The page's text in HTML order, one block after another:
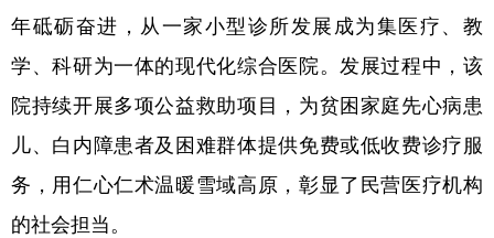
年砥砺奋进，从一家小型诊所发展成为集医疗、教
学、科研为一体的现代化综合医院。发展过程中，该
院持续开展多项公益救助项目，为贫困家庭先心病患
儿、白内障患者及困难群体提供免费或低收费诊疗服
务，用仁心仁术温暖雪域高原，彰显了民营医疗机构
的社会担当。